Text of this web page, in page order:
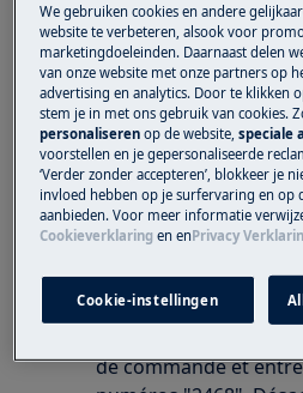
Allumez l'appareil et
Menuavec la molette
Appuyez sur la
votre sélection.
Tournez la molette
sélectionner
Validez en appuyant
commande.
Tournez la molette
nouveau.
Choisissez le mode
de commande et
We gebruiken cookies en andere
website te verbeteren, alsook voor
marketingdoeleinden. Daarnaast delen
van onze website met onze partners op
advertising en analytics. Door te klikken
stem je in met ons gebruik van cookies.
personaliseren op de website,speciale
voorstellen en je gepersonaliseerde
‘Verder zonder accepteren’, blokkeer je
invloed hebben op je surfervaring en op
aanbieden. Voor meer informatie
Cookieverklaring enenPrivacy
Cookie-instellingen